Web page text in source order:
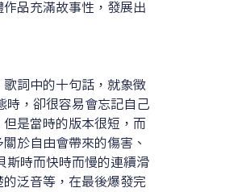
品充滿故事性，發展出
歌詞中的十句話，就象徵
時，卻很容易會忘記自己
是當時的版本很短，而
於自由會帶來的傷害、
斯時而快時而慢的連續滑
泛音等，在最後爆發完